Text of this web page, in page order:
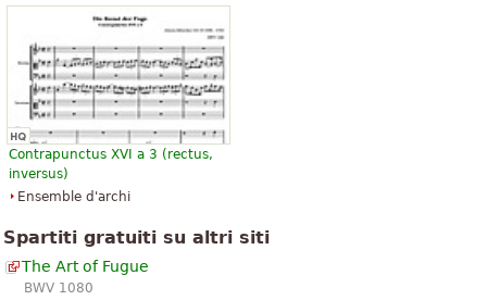
Contrapunctus XVI a 3 (rectus,
inversus)
Ensemble d'archi
Spartiti gratuiti su altri siti
The Art of Fugue
BWV 1080